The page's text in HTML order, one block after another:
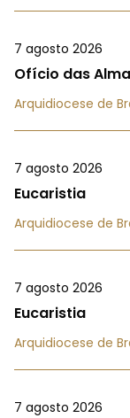
7 agosto 2026
Ofício das
Arquidiocese de
7 agosto 2026
Eucaristia
Arquidiocese de
7 agosto 2026
Eucaristia
Arquidiocese de
7 agosto 2026